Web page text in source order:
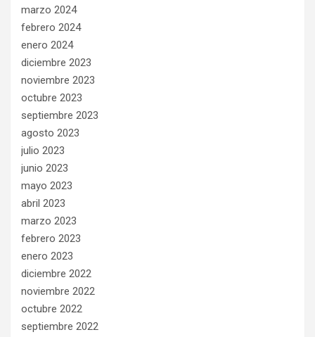
marzo 2024
febrero 2024
enero 2024
diciembre 2023
noviembre 2023
octubre 2023
septiembre 2023
agosto 2023
julio 2023
junio 2023
mayo 2023
abril 2023
marzo 2023
febrero 2023
enero 2023
diciembre 2022
noviembre 2022
octubre 2022
septiembre 2022